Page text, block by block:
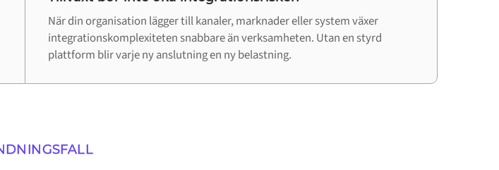
När din organisation lägger till kanaler, marknader eller system växer
integrationskomplexiteten snabbare än verksamheten. Utan en styrd
plattform blir varje ny anslutning en ny belastning.